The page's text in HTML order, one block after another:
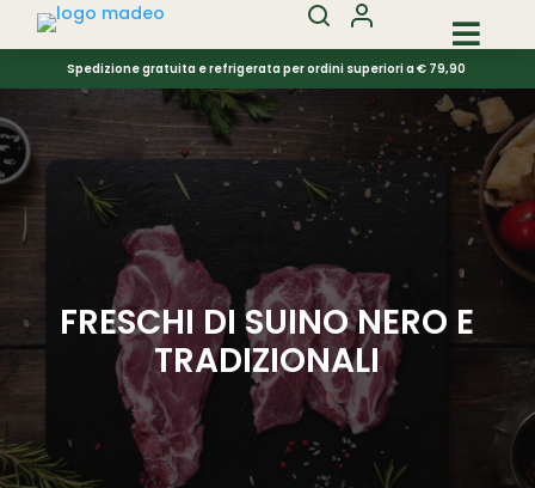

Spedizione gratuita e refrigerata per ordini superiori a € 79,90
FRESCHI DI SUINO NERO E
TRADIZIONALI